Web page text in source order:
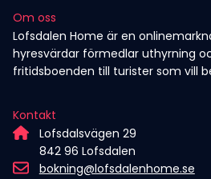
Om oss
Lofsdalen Home är en
hyresvärdar förmedlar uthyrning
fritidsboenden till turister som vill
Kontakt
Lofsdalsvägen 29
842 96 Lofsdalen
bokning@lofsdalenhome.se